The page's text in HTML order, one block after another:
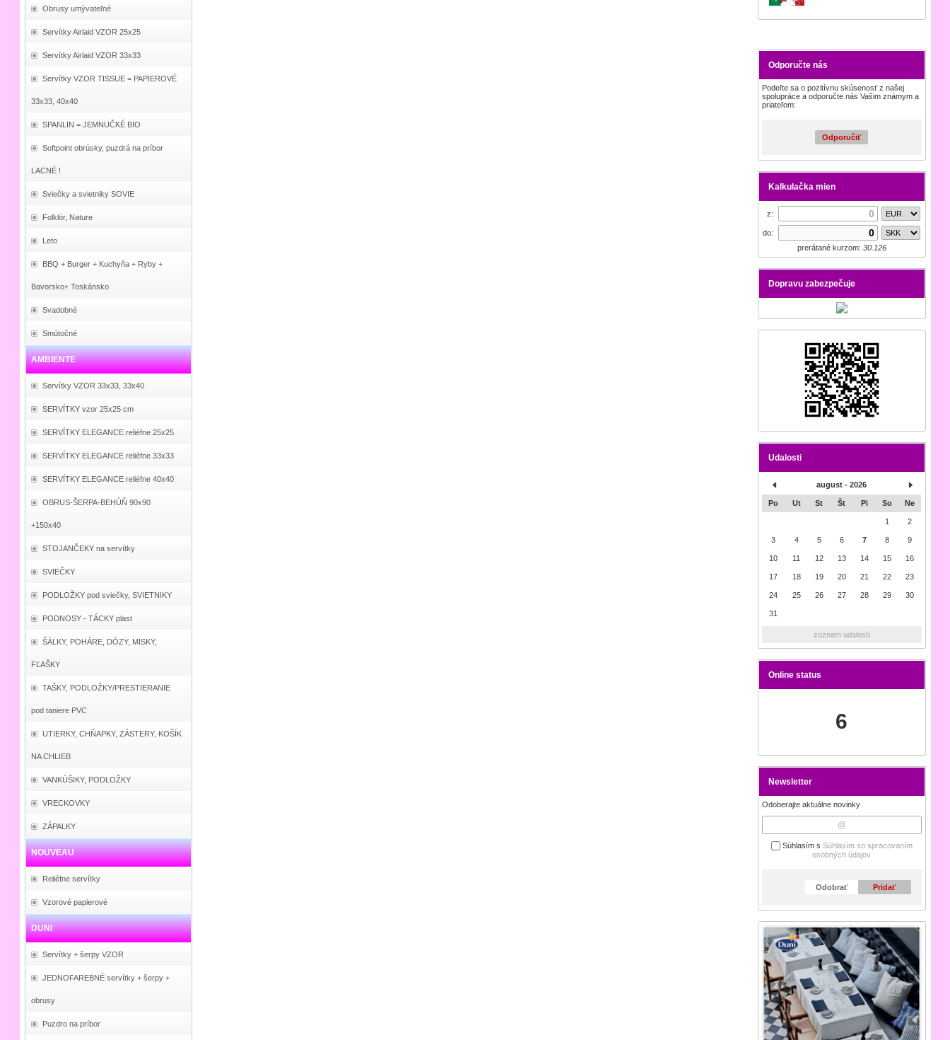
Obrusy umývateľné
Servítky Airlaid VZOR 25x25
Servítky Airlaid VZOR 33x33
Servítky VZOR TISSUE = PAPIEROVÉ
33x33, 40x40
SPANLIN = JEMNUČKÉ BIO
Softpoint obrúsky, puzdrá na príbor
LACNÉ !
Sviečky a svietniky SOVIE
Folklór, Nature
Leto
BBQ + Burger + Kuchyňa + Ryby +
Bavorsko+ Toskánsko
Svadobné
Smútočné
AMBIENTE
Servítky VZOR 33x33, 33x40
SERVÍTKY vzor 25x25 cm
SERVÍTKY ELEGANCE reliéfne 25x25
SERVÍTKY ELEGANCE reliéfne 33x33
SERVÍTKY ELEGANCE reliéfne 40x40
OBRUS-ŠERPA-BEHÚŇ 90x90
+150x40
STOJANČEKY na servítky
SVIEČKY
PODLOŽKY pod sviečky, SVIETNIKY
PODNOSY - TÁCKY plast
ŠÁLKY, POHÁRE, DÓZY, MISKY,
FĽAŠKY
TAŠKY, PODLOŽKY/PRESTIERANIE
pod taniere PVC
UTIERKY, CHŇAPKY, ZÁSTERY, KOŠÍK
NA CHLIEB
VANKÚŠIKY, PODLOŽKY
VRECKOVKY
ZÁPALKY
NOUVEAU
Reliéfne servítky
Vzorové papierové
DUNI
Servítky + šerpy VZOR
JEDNOFAREBNÉ servítky + šerpy +
obrusy
Puzdro na príbor
Odporučte nás
Podeľte sa o pozitívnu skúsenosť z našej
spolupráce a odporučte nás Vašim známym a
priateľom:
Odporučiť
Kalkulačka mien
z:
do:
prerátané kurzom: 30.126
Dopravu zabezpečuje
Udalosti
august - 2026
Po Ut St Št Pi So Ne
1 2
3 4 5 6 7 8 9
10 11 12 13 14 15 16
17 18 19 20 21 22 23
24 25 26 27 28 29 30
31
zoznam udalostí
Online status
6
Newsletter
Odoberajte aktuálne novinky
Súhlasím s Súhlasím so spracovaním
osobných údajov
Odobrať Pridať